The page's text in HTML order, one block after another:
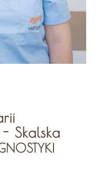
Skalska